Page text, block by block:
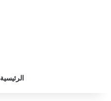
الرئيسية